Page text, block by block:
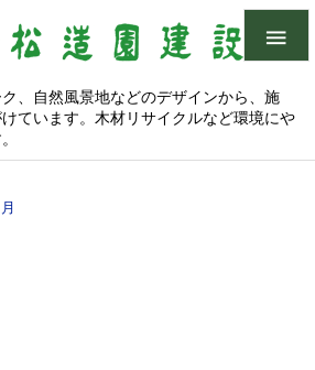

、自然風景地などのデザインから、施
ています。木材リサイクルなど環境にや